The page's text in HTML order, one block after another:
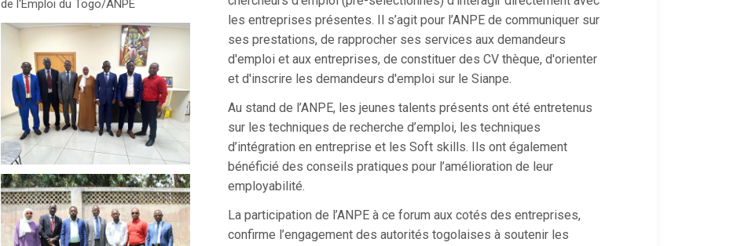
de l'Emploi du Togo/ANPE
les entreprises présentes. Il s’agit pour l’ANPE de communiquer sur
ses prestations, de rapprocher ses services aux demandeurs
d'emploi et aux entreprises, de constituer des CV thèque, d'orienter
et d'inscrire les demandeurs d'emploi sur le Sianpe.
Au stand de l’ANPE, les jeunes talents présents ont été entretenus
sur les techniques de recherche d’emploi, les techniques
d’intégration en entreprise et les Soft skills. Ils ont également
bénéficié des conseils pratiques pour l’amélioration de leur
employabilité.
La participation de l’ANPE à ce forum aux cotés des entreprises,
confirme l’engagement des autorités togolaises à soutenir les